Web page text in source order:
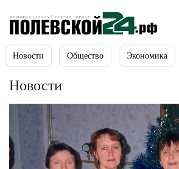
Новости Общество Экономика
Новости